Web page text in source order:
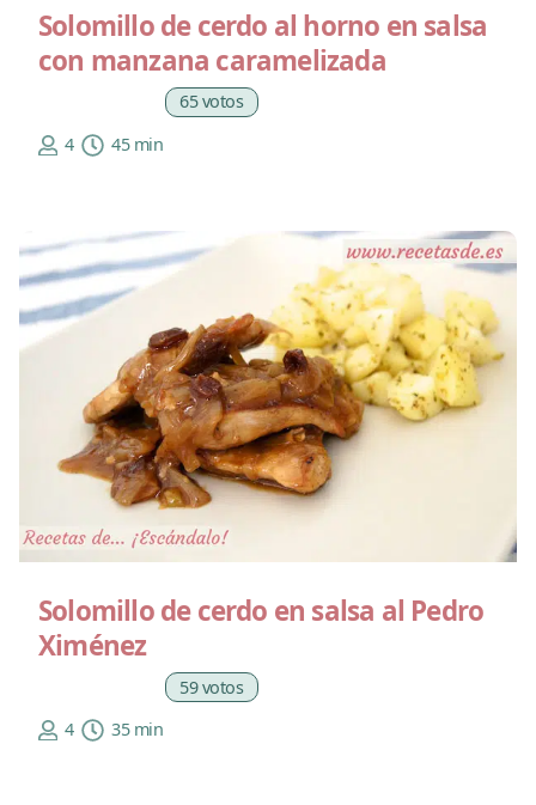
Solomillo de cerdo al horno en salsa
con manzana caramelizada
65 votos
4
45 min
Solomillo de cerdo en salsa al Pedro
Ximénez
59 votos
4
35 min